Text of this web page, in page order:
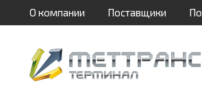
О компании Поставщики